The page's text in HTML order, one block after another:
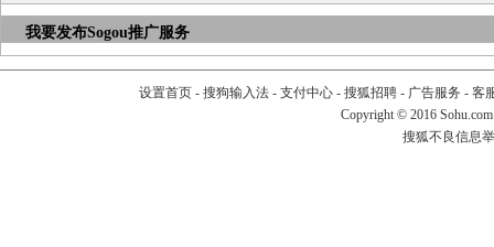
我要发布Sogou推广服务
设置首页- 搜狗输入法- 支付中心- 搜狐招聘- 广告服务 - 客
Copyright © 2016
搜狐不良信息